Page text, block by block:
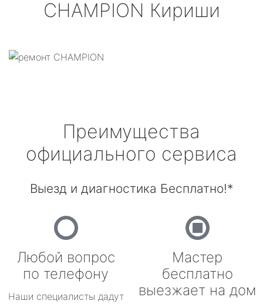
CHAMPION Кириши
Преимущества
официального сервиса
Выезд и диагностика Бесплатно!*
Любой вопрос
по телефону
Наши специалисты дадут
Мастер
бесплатно
выезжает на дом